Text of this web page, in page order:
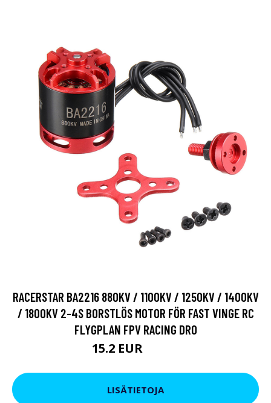
RACERSTAR BA2216 880KV / 1100KV / 1250KV / 1400KV
/ 1800KV 2-4S BORSTLÖS MOTOR FÖR FAST VINGE RC
FLYGPLAN FPV RACING DRO
15.2 EUR
LISÄTIETOJA